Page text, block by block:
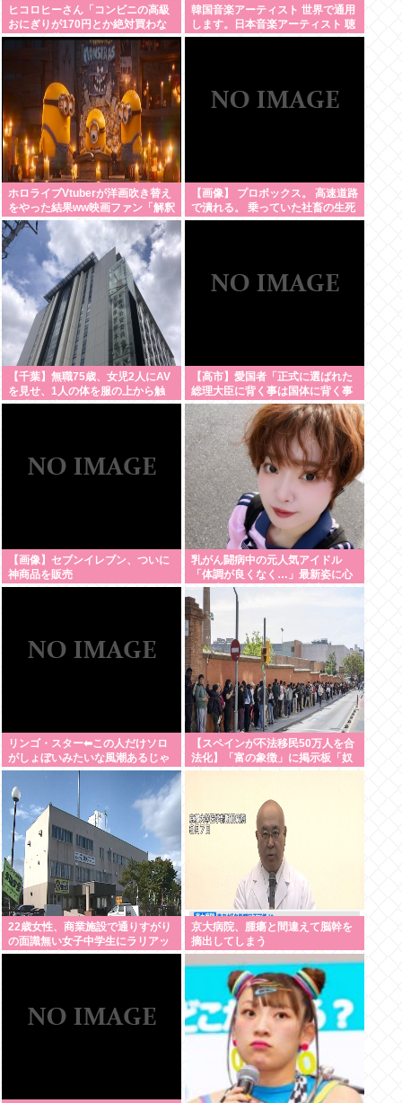
ヒコロヒーさん「コンビニの高級
おにぎりが170円とか絶対買わな
い」とか薄すぎるトークをかまし
韓国音楽アーティスト 世界で通用
します。日本音楽アーティスト 聴
かれてるの国内だけです。この違
ホロライブVtuberが洋画吹き替え
をやった結果ww映画ファン「解釈
一致すぎる」
【画像】 プロボックス。 高速道路
で潰れる。 乗っていた社畜の生死
不明
【千葉】無職75歳、女児2人にAV
を見せ、1人の体を服の上から触
る「服の上からぺろっと触ったと
【高市】愛国者「正式に選ばれた
総理大臣に背く事は国体に背く事
に等しい。誰が主人かハッキリさ
せるべき」
【画像】セブンイレブン、ついに
神商品を販売
乳がん闘病中の元人気アイドル
「体調が良くなく…」最新姿に心
配の声も 元SKE48・矢方美紀に
「無理せずに」「しっかり休ん
で」ファン
リンゴ・スター⬅︎この人だけソロ
がしょぼいみたいな風潮あるじゃ
ないですか
【スペインが不法移民50万人を合
法化】「富の象徴」に掲示板「奴
隷制の誕生かよ」
22歳女性、商業施設で通りすがり
の面識無い女子中学生にラリアッ
トして逮捕される
京大病院、腫瘍と間違えて脳幹を
摘出してしまう